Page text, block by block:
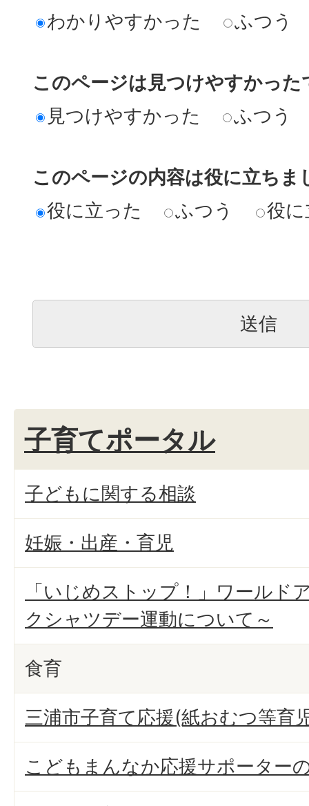
わかりやすかった
ふつう
このページは見つけやすかった
見つけやすかった
ふつう
このページの内容は役に立ちま
役に立った
ふつう 役
子育てポータル
子どもに関する相談
妊娠・出産・育児
「いじめストップ！」ワールド
クシャツデー運動について～
食育
三浦市子育て応援(紙おむつ等育
こどもまんなか応援サポーター